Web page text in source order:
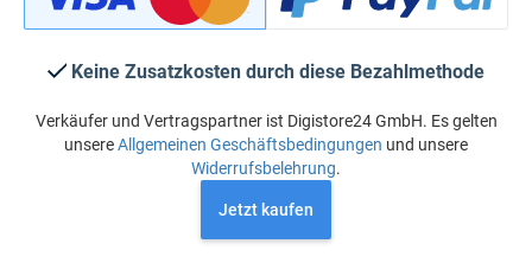
Keine Zusatzkosten durch diese Bezahlmethode
Verkäufer und Vertragspartner ist Digistore24 GmbH. Es gelten
unsereAllgemeinen Geschäftsbedingungen und unsere
Widerrufsbelehrung.
Jetzt kaufen